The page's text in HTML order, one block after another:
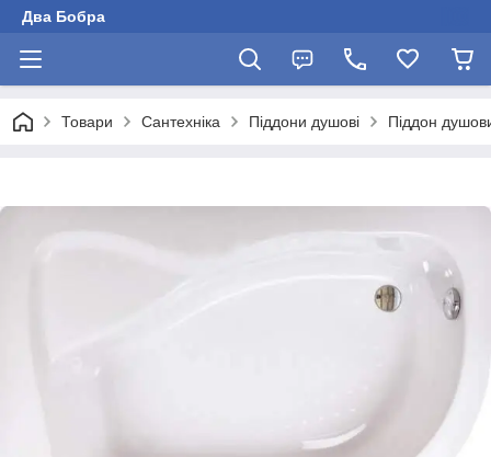
Два Бобра
Товари Сантехніка Піддони душові Піддон